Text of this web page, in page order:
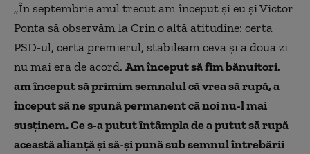
„În septembrie anul trecut am început şi eu şi Victor
Ponta să observăm la Crin o altă atitudine: certa
PSD-ul, certa premierul, stabileam ceva şi a doua zi
nu mai era de acord. Am început să fim bănuitori,
am început să primim semnalul că vrea să rupă, a
început să ne spună permanent că noi nu-l mai
susţinem. Ce s-a putut întâmpla de a putut să rupă
această alianţă şi să-şi pună sub semnul întrebării